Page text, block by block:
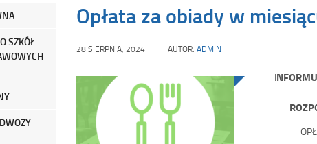
SZKÓŁ
Opłata za obiady w
28 SIERPNIA, 2024 AUTOR: ADMIN
I